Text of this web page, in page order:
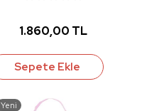
1.860,00 TL
Sepete Ekle
Yeni